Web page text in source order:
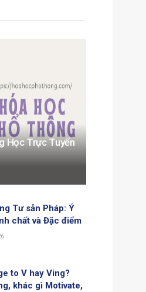
Học Trực Tuyến
Tư sản Pháp: Ý
chất và Đặc điểm
to V hay Ving?
khác gì Motivate,